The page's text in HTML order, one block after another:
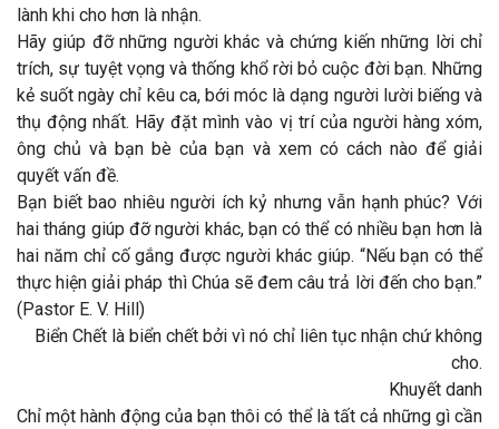
lành khi cho hơn là nhận.
Hãy giúp đỡ những người khác và chứng kiến những lời chỉ
trích, sự tuyệt vọng và thống khổ rời bỏ cuộc đời bạn. Những
kẻ suốt ngày chỉ kêu ca, bới móc là dạng người lười biếng và
thụ động nhất. Hãy đặt mình vào vị trí của người hàng xóm,
ông chủ và bạn bè của bạn và xem có cách nào để giải
quyết vấn đề.
Bạn biết bao nhiêu người ích kỷ nhưng vẫn hạnh phúc? Với
hai tháng giúp đỡ người khác, bạn có thể có nhiều bạn hơn là
hai năm chỉ cố gắng được người khác giúp. “Nếu bạn có thể
thực hiện giải pháp thì Chúa sẽ đem câu trả lời đến cho bạn.”
(Pastor E. V. Hill)
Biển Chết là biển chết bởi vì nó chỉ liên tục nhận chứ không
cho.
Khuyết danh
Chỉ một hành động của bạn thôi có thể là tất cả những gì cần